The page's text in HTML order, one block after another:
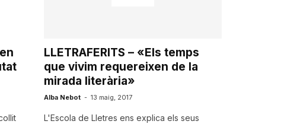
LLETRAFERITS – «Els temps
que vivim requereixen de la
mirada literària»
Alba Nebot - 13 maig, 2017
L'Escola de Lletres ens explica els seus